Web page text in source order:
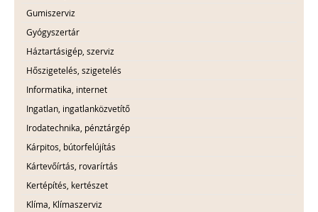
Gumiszerviz
Gyógyszertár
Háztartásigép, szerviz
Hőszigetelés, szigetelés
Informatika, internet
Ingatlan, ingatlanközvetítő
Irodatechnika, pénztárgép
Kárpitos, bútorfelújítás
Kártevőírtás, rovarírtás
Kertépítés, kertészet
Klíma, Klímaszerviz